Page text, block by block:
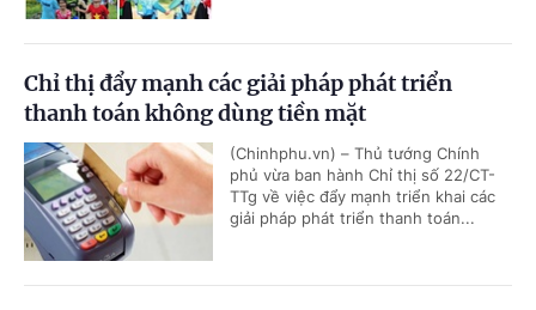
Chỉ thị đẩy mạnh các giải pháp phát triển
thanh toán không dùng tiền mặt
(Chinhphu.vn) – Thủ tướng Chính
phủ vừa ban hành Chỉ thị số 22/CT-
TTg về việc đẩy mạnh triển khai các
giải pháp phát triển thanh toán...